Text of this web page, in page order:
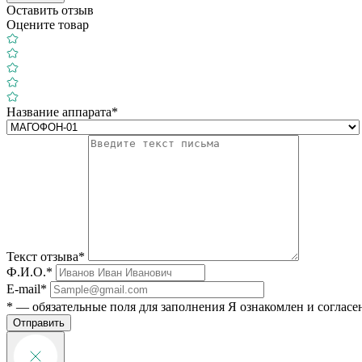
Оставить отзыв
Оцените товар
Название аппарата*
Текст отзыва*
Ф.И.О.*
E-mail*
* — обязательные поля для заполнения Я ознакомлен и
Отправить